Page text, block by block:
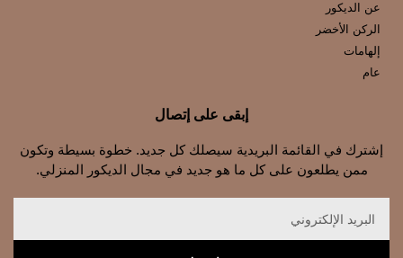
عن الديكور
الركن الأخضر
إلهامات
عام
إبقى على إتصال
إشترك في القائمة البريدية سيصلك كل جديد. خطوة بسيطة وتكون
ممن يطلعون على كل ما هو جديد في مجال الديكور المنزلي.